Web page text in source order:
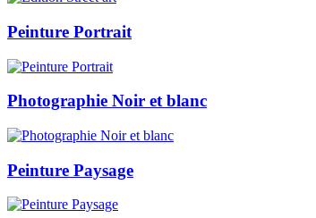
Peinture Portrait
Photographie Noir et blanc
Peinture Paysage